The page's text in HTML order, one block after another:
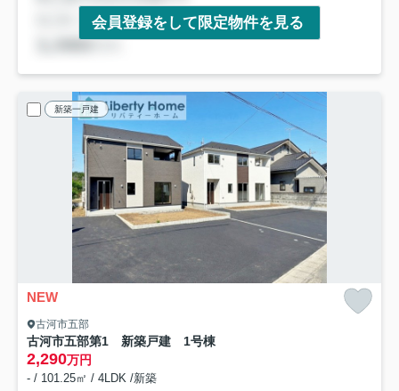
会員登録をして限定物件を見る
新築一戸建
NEW
古河市五部
古河市五部第1 新築戸建 1号棟
2,290万円
- / 101.25㎡ / 4LDK /新築